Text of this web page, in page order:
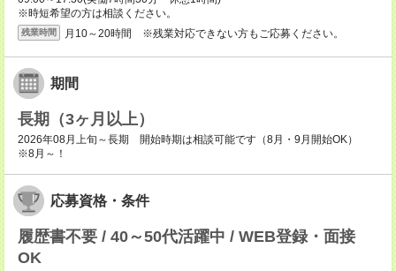
※時短希望の方は相談ください。
残業時間 月10～20時間 ※残業対応できない方もご応募ください。
期間
長期（3ヶ月以上）
2026年08月上旬～長期 開始時期は相談可能です（8月・9月開始OK）
※8月～！
応募資格・条件
履歴書不要 / 40～50代活躍中 / WEB登録・面接
OK